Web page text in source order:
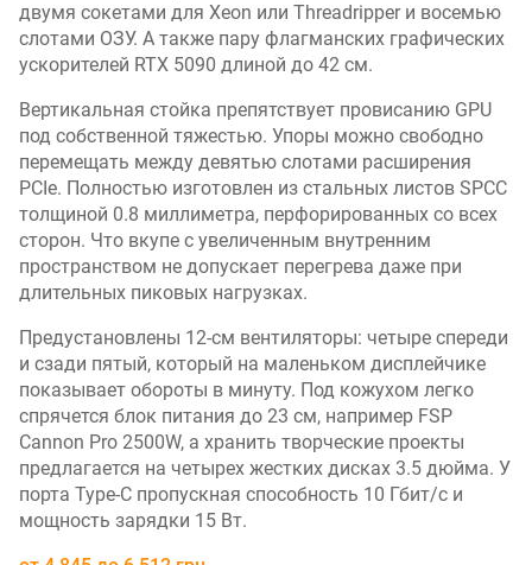
двумя сокетами для Xeon или Threadripper и восемью
слотами ОЗУ. А также пару флагманских графических
ускорителей RTX 5090 длиной до 42 см.
Вертикальная стойка препятствует провисанию GPU
под собственной тяжестью. Упоры можно свободно
перемещать между девятью слотами расширения
PCIe. Полностью изготовлен из стальных листов SPCC
толщиной 0.8 миллиметра, перфорированных со всех
сторон. Что вкупе с увеличенным внутренним
пространством не допускает перегрева даже при
длительных пиковых нагрузках.
Предустановлены 12-см вентиляторы: четыре спереди
и сзади пятый, который на маленьком дисплейчике
показывает обороты в минуту. Под кожухом легко
спрячется блок питания до 23 см, например FSP
Cannon Pro 2500W, а хранить творческие проекты
предлагается на четырех жестких дисках 3.5 дюйма. У
порта Type-C пропускная способность 10 Гбит/с и
мощность зарядки 15 Вт.